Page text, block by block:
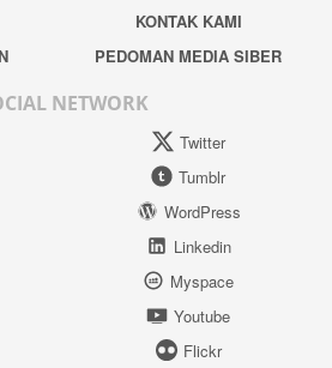
KONTAK KAMI
PEDOMAN MEDIA SIBER
NETWORK
Twitter
Tumblr
WordPress
Linkedin
Myspace
Youtube
Flickr